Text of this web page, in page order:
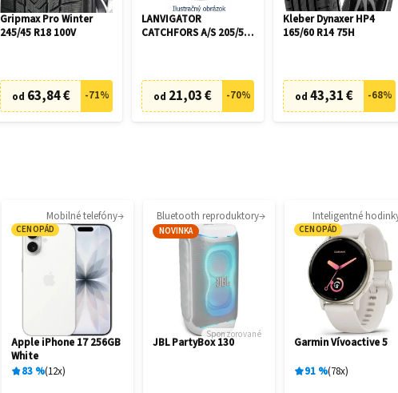
Gripmax Pro Winter
245/45 R18 100V
od 63,84 € -71%
LANVIGATOR
CATCHFORS A/S 205/55
od 21,03 € -70%
Kleber Dynaxer HP4
165/60 R14 75H
od 43,31 € -68%
Mobilné telefóny
CENOPÁD
Apple iPhone 17 256GB
White
83 % 12x
Bluetooth reproduktory
NOVINKA
Sponzorované
JBL PartyBox 130
Inteligentné
CENOPÁD
Garmin Vívoactive 5
91 % 78x